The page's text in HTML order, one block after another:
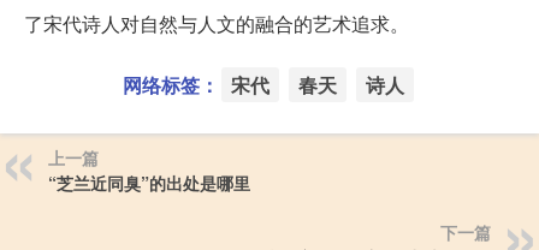
了宋代诗人对自然与人文的融合的艺术追求。
网络标签： 宋代 春天 诗人
上一篇
“芝兰近同臭”的出处是哪里
下一篇